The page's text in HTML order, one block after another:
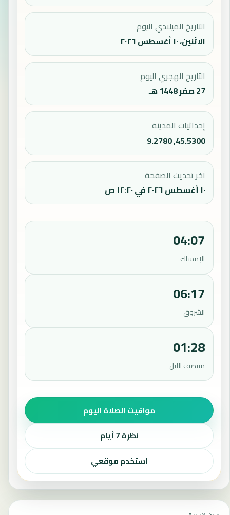
التاريخ الميلادي اليوم
الاثنين، ١٠ أغسطس ٢٠٢٦
التاريخ الهجري اليوم
27 صفر 1448 هـ
إحداثيات المدينة
45.5300, 9.2780
آخر تحديث الصفحة
١٠ أغسطس ٢٠٢٦ في ١٢:٢٠ ص
04:07
الإمساك
06:17
الشروق
01:28
منتصف الليل
مواقيت الصلاة اليوم
نظرة 7 أيام
استخدم موقعي